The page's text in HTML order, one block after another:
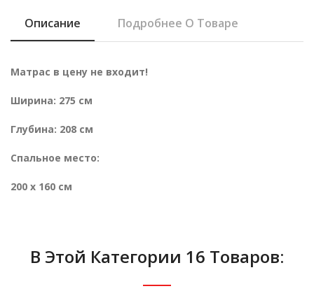
Описание Подробнее О Товаре
Матрас в цену не входит!
Ширина: 275 см
Глубина: 208 см
Спальное место:
200 х 160 см
В Этой Категории 16 Товаров: